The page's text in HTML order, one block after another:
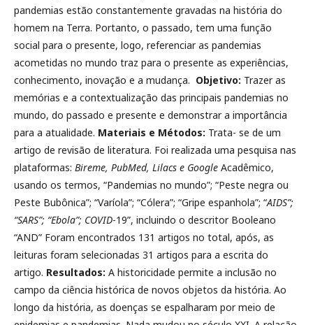
pandemias estão constantemente gravadas na história do
homem na Terra. Portanto, o passado, tem uma função
social para o presente, logo, referenciar as pandemias
acometidas no mundo traz para o presente as experiências,
conhecimento, inovação e a mudança. Objetivo: Trazer as
memórias e a contextualização das principais pandemias no
mundo, do passado e presente e demonstrar a importância
para a atualidade. Materiais e Métodos: Trata- se de um
artigo de revisão de literatura. Foi realizada uma pesquisa nas
plataformas: Bireme, PubMed, Lilacs e Google Acadêmico,
usando os termos, “Pandemias no mundo”; “Peste negra ou
Peste Bubônica”; “Varíola”; “Cólera”; “Gripe espanhola”; “AIDS”;
“SARS”; “Ebola”; COVID-19”, incluindo o descritor Booleano
“AND” Foram encontrados 131 artigos no total, após, as
leituras foram selecionadas 31 artigos para a escrita do
artigo. Resultados: A historicidade permite a inclusão no
campo da ciência histórica de novos objetos da história. Ao
longo da história, as doenças se espalharam por meio de